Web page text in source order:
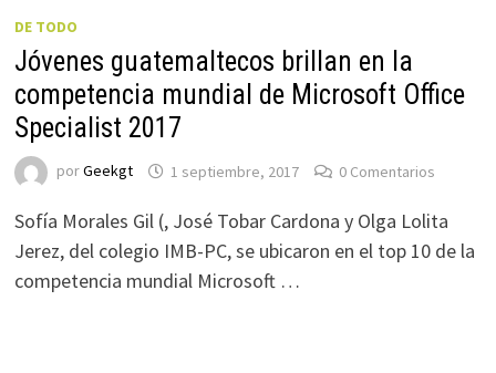
DE TODO
Jóvenes guatemaltecos brillan en la
competencia mundial de Microsoft Office
Specialist 2017
porGeekgt 1 septiembre, 2017 0 Comentarios
Sofía Morales Gil (, José Tobar Cardona y Olga Lolita
Jerez, del colegio IMB-PC, se ubicaron en el top 10 de la
competencia mundial Microsoft …